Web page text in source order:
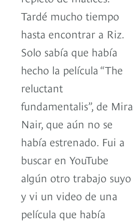
Tardé mucho tiempo
hasta encontrar a Riz.
Solo sabía que había
hecho la película “The
reluctant
fundamentalis”, de Mira
Nair, que aún no se
había estrenado. Fui a
buscar en YouTube
algún otro trabajo suyo
y vi un video de una
película que había